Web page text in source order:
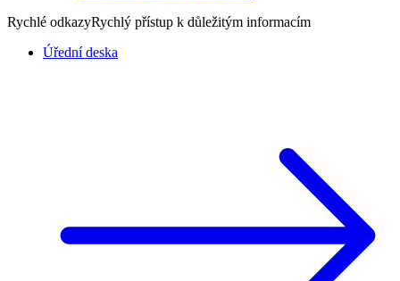
Rychlé odkazyRychlý přístup k důležitým informacím
Úřední deska